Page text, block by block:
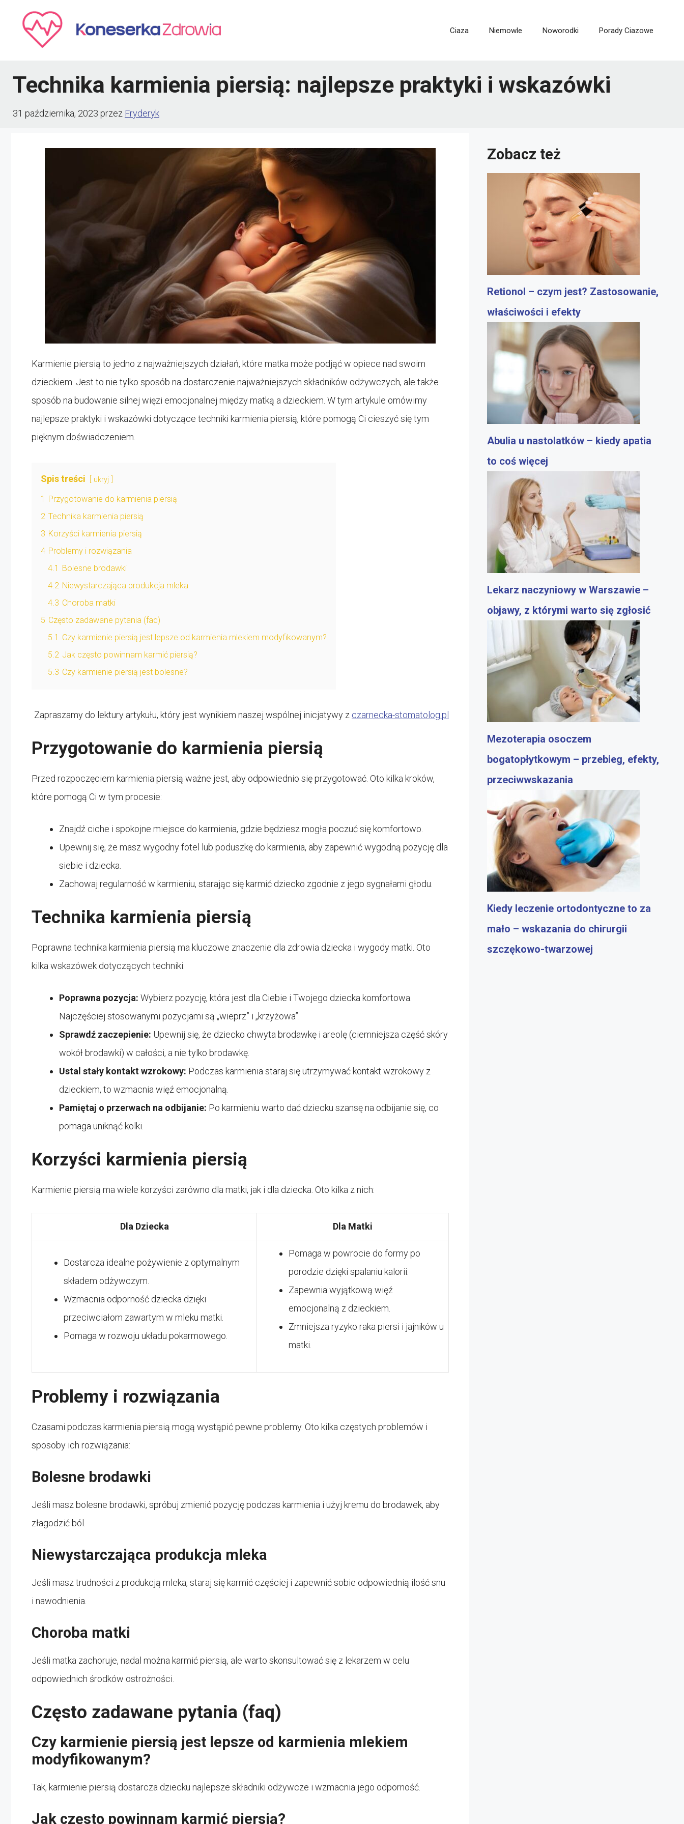
Ciaza Niemowle Noworodki Porady Ciazowe
Technika karmienia piersią: najlepsze praktyki i wskazówki
31 października, 2023 przez Fryderyk
Karmienie piersią to jedno z najważniejszych działań, które matka może podjąć w opiece nad swoim
dzieckiem. Jest to nie tylko sposób na dostarczenie najważniejszych składników odżywczych, ale także
sposób na budowanie silnej więzi emocjonalnej między matką a dzieckiem. W tym artykule omówimy
najlepsze praktyki i wskazówki dotyczące techniki karmienia piersią, które pomogą Ci cieszyć się tym
pięknym doświadczeniem.
Spis treści ukryj
1 Przygotowanie do karmienia piersią
2 Technika karmienia piersią
3 Korzyści karmienia piersią
4 Problemy i rozwiązania
4.1 Bolesne brodawki
4.2 Niewystarczająca produkcja mleka
4.3 Choroba matki
5 Często zadawane pytania (faq)
5.1 Czy karmienie piersią jest lepsze od karmienia mlekiem modyfikowanym?
5.2 Jak często powinnam karmić piersią?
5.3 Czy karmienie piersią jest bolesne?
Zapraszamy do lektury artykułu, który jest wynikiem naszej wspólnej inicjatywy z czarnecka-stomatolog.pl
Przygotowanie do karmienia piersią
Przed rozpoczęciem karmienia piersią ważne jest, aby odpowiednio się przygotować. Oto kilka kroków,
które pomogą Ci w tym procesie:
Znajdź ciche i spokojne miejsce do karmienia, gdzie będziesz mogła poczuć się komfortowo.
Upewnij się, że masz wygodny fotel lub poduszkę do karmienia, aby zapewnić wygodną pozycję dla
siebie i dziecka.
Zachowaj regularność w karmieniu, starając się karmić dziecko zgodnie z jego sygnałami głodu.
Technika karmienia piersią
Poprawna technika karmienia piersią ma kluczowe znaczenie dla zdrowia dziecka i wygody matki. Oto
kilka wskazówek dotyczących techniki:
Poprawna pozycja: Wybierz pozycję, która jest dla Ciebie i Twojego dziecka komfortowa.
Najczęściej stosowanymi pozycjami są „wieprz” i „krzyżowa”.
Sprawdź zaczepienie: Upewnij się, że dziecko chwyta brodawkę i areolę (ciemniejsza część skóry
wokół brodawki) w całości, a nie tylko brodawkę.
Ustal stały kontakt wzrokowy: Podczas karmienia staraj się utrzymywać kontakt wzrokowy z
dzieckiem, to wzmacnia więź emocjonalną.
Pamiętaj o przerwach na odbijanie: Po karmieniu warto dać dziecku szansę na odbijanie się, co
pomaga uniknąć kolki.
Korzyści karmienia piersią
Karmienie piersią ma wiele korzyści zarówno dla matki, jak i dla dziecka. Oto kilka z nich:
Dla Dziecka Dla Matki
Dostarcza idealne pożywienie z optymalnym
składem odżywczym.
Wzmacnia odporność dziecka dzięki
przeciwciałom zawartym w mleku matki.
Pomaga w rozwoju układu pokarmowego.
Pomaga w powrocie do formy po
porodzie dzięki spalaniu kalorii.
Zapewnia wyjątkową więź
emocjonalną z dzieckiem.
Zmniejsza ryzyko raka piersi i jajników u
matki.
Problemy i rozwiązania
Czasami podczas karmienia piersią mogą wystąpić pewne problemy. Oto kilka częstych problemów i
sposoby ich rozwiązania:
Bolesne brodawki
Jeśli masz bolesne brodawki, spróbuj zmienić pozycję podczas karmienia i użyj kremu do brodawek, aby
złagodzić ból.
Niewystarczająca produkcja mleka
Jeśli masz trudności z produkcją mleka, staraj się karmić częściej i zapewnić sobie odpowiednią ilość snu
i nawodnienia.
Choroba matki
Jeśli matka zachoruje, nadal można karmić piersią, ale warto skonsultować się z lekarzem w celu
odpowiednich środków ostrożności.
Często zadawane pytania (faq)
Czy karmienie piersią jest lepsze od karmienia mlekiem
modyfikowanym?
Tak, karmienie piersią dostarcza dziecku najlepsze składniki odżywcze i wzmacnia jego odporność.
Jak często powinnam karmić piersią?
Zobacz też
Retionol – czym jest? Zastosowanie,
właściwości i efekty
Abulia u nastolatków – kiedy apatia
to coś więcej
Lekarz naczyniowy w Warszawie –
objawy, z którymi warto się zgłosić
Mezoterapia osoczem
bogatopłytkowym – przebieg, efekty,
przeciwwskazania
Kiedy leczenie ortodontyczne to za
mało – wskazania do chirurgii
szczękowo-twarzowej